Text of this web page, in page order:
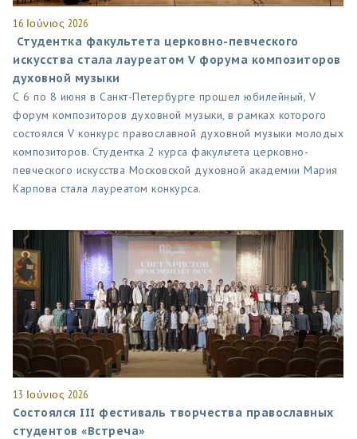
16 Ιούνιος 2026
Студентка факультета церковно-певческого
искусства стала лауреатом V форума композиторов
духовной музыки
С 6 по 8 июня в Санкт-Петербурге прошел юбилейный, V
форум композиторов духовной музыки, в рамках которого
состоялся V конкурс православной духовной музыки молодых
композиторов. Студентка 2 курса факультета церковно-
певческого искусства Московской духовной академии Мария
Карпова стала лауреатом конкурса.
13 Ιούνιος 2026
Состоялся III фестиваль творчества православных
студентов «Встреча»